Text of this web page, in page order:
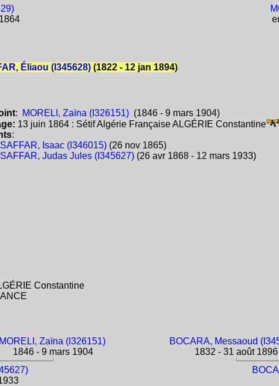
Éliaou (I345628) (1822 - 12 jan 1894)
: MORELI, Zaïna (I326151) (1846 - 9 mars 1904)
13 juin 1864 : Sétif Algérie Française ALGÉRIE Constantine
:
SAFFAR, Isaac (I346015) (26 nov 1865)
SAFFAR, Judas Jules (I345627) (26 avr 1868 - 12 mars 1933)
Constantine
MORELI, Zaïna (I326151)
1846 - 9 mars 1904
BOCARA, Messaoud
1832 - 31 août 1896